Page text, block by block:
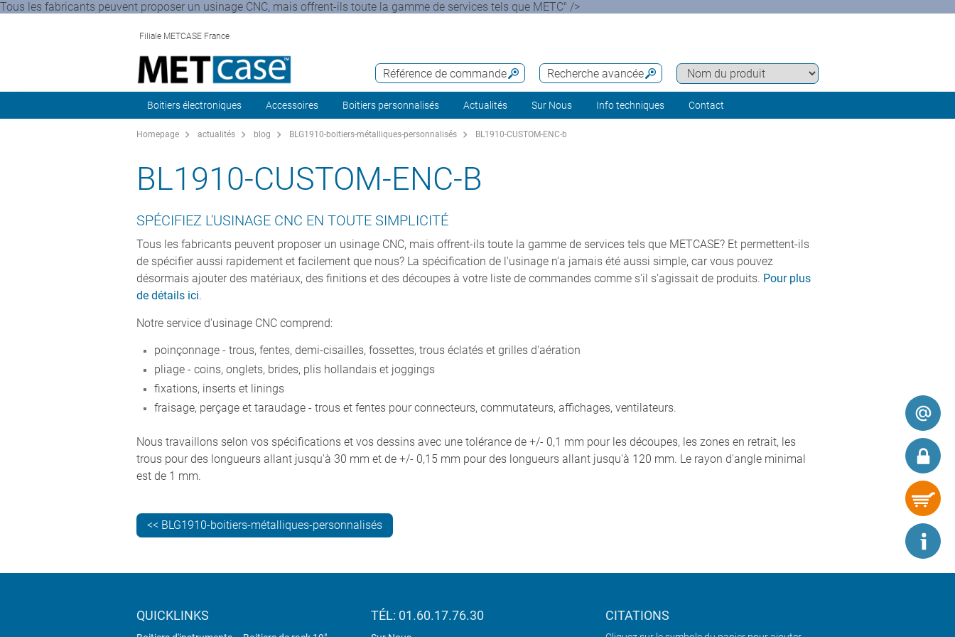
Tous les fabricants peuvent proposer un usinage CNC, mais offrent-ils toute la gamme de services tels que METC" />
Filiale METCASE France
Recherche avancée
Référence de commande
Boitiers électroniques Accessoires Boitiers personnalisés Actualités Sur Nous Info techniques Contact
Homepage actualités blog BLG1910-boitiers-métalliques-personnalisés BL1910-CUSTOM-ENC-b
BL1910-CUSTOM-ENC-B
SPÉCIFIEZ L'USINAGE CNC EN TOUTE SIMPLICITÉ
Tous les fabricants peuvent proposer un usinage CNC, mais offrent-ils toute la gamme de services tels que METCASE? Et permettent-ils
de spécifier aussi rapidement et facilement que nous? La spécification de l'usinage n'a jamais été aussi simple, car vous pouvez
désormais ajouter des matériaux, des finitions et des découpes à votre liste de commandes comme s'il s'agissait de produits. Pour plus
de détails ici.
Notre service d'usinage CNC comprend:
poinçonnage - trous, fentes, demi-cisailles, fossettes, trous éclatés et grilles d'aération
pliage - coins, onglets, brides, plis hollandais et joggings
fixations, inserts et linings
fraisage, perçage et taraudage - trous et fentes pour connecteurs, commutateurs, affichages, ventilateurs.
Nous travaillons selon vos spécifications et vos dessins avec une tolérance de +/- 0,1 mm pour les découpes, les zones en retrait, les
trous pour des longueurs allant jusqu'à 30 mm et de +/- 0,15 mm pour des longueurs allant jusqu'à 120 mm. Le rayon d'angle minimal
est de 1 mm.
<< BLG1910-boitiers-métalliques-personnalisés
QUICKLINKS TÉL: 01.60.17.76.30 CITATIONS